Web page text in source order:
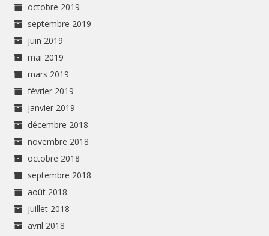
octobre 2019
septembre 2019
juin 2019
mai 2019
mars 2019
février 2019
janvier 2019
décembre 2018
novembre 2018
octobre 2018
septembre 2018
août 2018
juillet 2018
avril 2018